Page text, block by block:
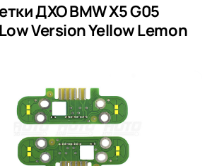
ДХО BMW X5 G05
Version Yellow Lemon